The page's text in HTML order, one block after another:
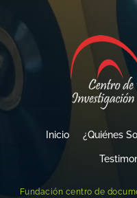
Inicio ¿Quiénes
Fundación centro de